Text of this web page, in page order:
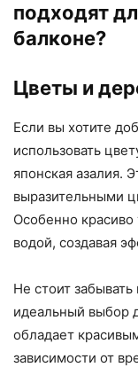
подходят
балконе?
Цветы и
Если вы хотите
использовать
японская азалия.
выразительными
Особенно
водой, создавая
Не стоит
идеальный выбор
обладает
зависимости от